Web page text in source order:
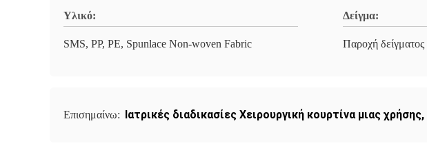
Υλικό:
SMS, PP, PE, Spunlace Non-woven Fabric
Δείγμα:
Παροχή δείγματος
Επισημαίνω: Ιατρικές διαδικασίες Χειρουργική κουρτίνα μιας χρήσης,